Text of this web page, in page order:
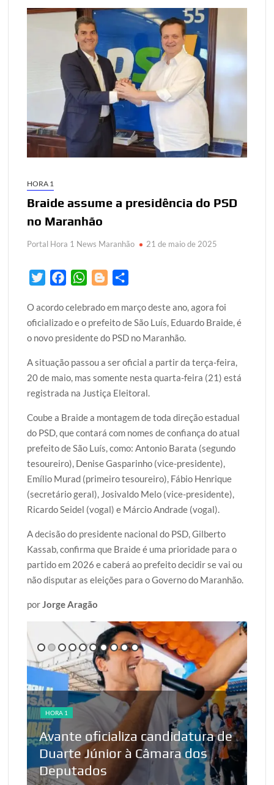
HORA 1
Braide assume a presidência do PSD
no Maranhão
Portal Hora 1 News Maranhão 21 de maio de 2025
i
t
t
c
e
b
W
a
t
s
o
g
g
a
r
e
O acordo celebrado em março deste ano, agora foi
oficializado e o prefeito de São Luís, Eduardo Braide, é
o novo presidente do PSD no Maranhão.
A situação passou a ser oficial a partir da terça-feira,
20 de maio, mas somente nesta quarta-feira (21) está
registrada na Justiça Eleitoral.
Coube a Braide a montagem de toda direção estadual
do PSD, que contará com nomes de confiança do atual
prefeito de São Luís, como: Antonio Barata (segundo
tesoureiro), Denise Gasparinho (vice-presidente),
Emílio Murad (primeiro tesoureiro), Fábio Henrique
(secretário geral), Josivaldo Melo (vice-presidente),
Ricardo Seidel (vogal) e Márcio Andrade (vogal).
A decisão do presidente nacional do PSD, Gilberto
Kassab, confirma que Braide é uma prioridade para o
partido em 2026 e caberá ao prefeito decidir se vai ou
não disputar as eleições para o Governo do Maranhão.
porJorge Aragão
HORA 1
Avante oficializa candidatura de
Duarte Júnior à Câmara dos
Deputados